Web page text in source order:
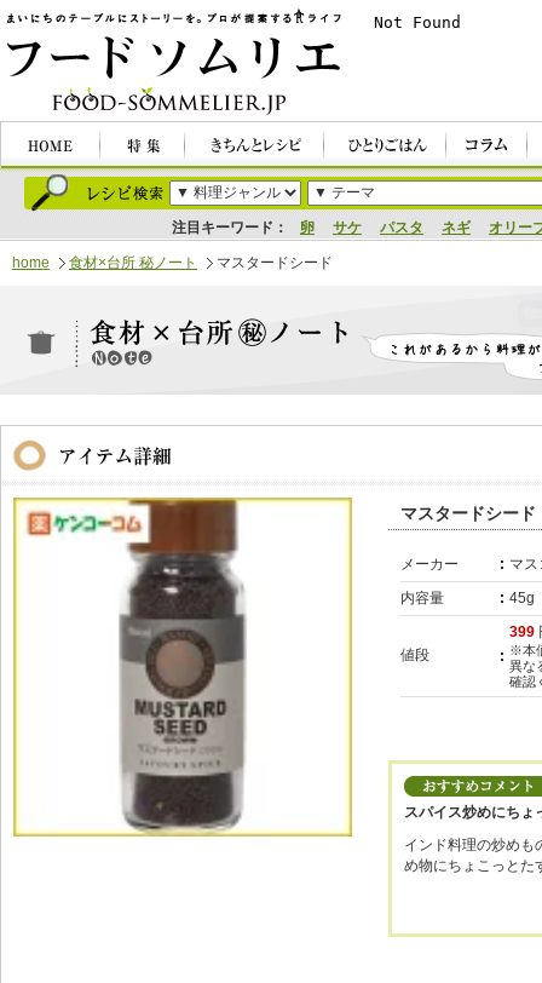
注目キーワード： 卵 サケ パスタ ネギ オリー
home 食材×台所 秘ノート マスタードシード
マスタードシード
メーカー
マス
内容量
45g
値段
399
※本
異な
確認
スパイス炒めにちょ
インド料理の炒めも
め物にちょこっとた